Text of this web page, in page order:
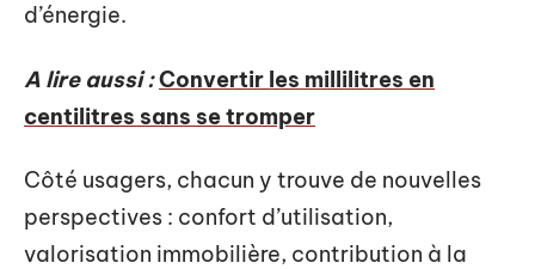
d’énergie.
A lire aussi :Convertir les millilitres en
centilitres sans se tromper
Côté usagers, chacun y trouve de nouvelles
perspectives : confort d’utilisation,
valorisation immobilière, contribution à la